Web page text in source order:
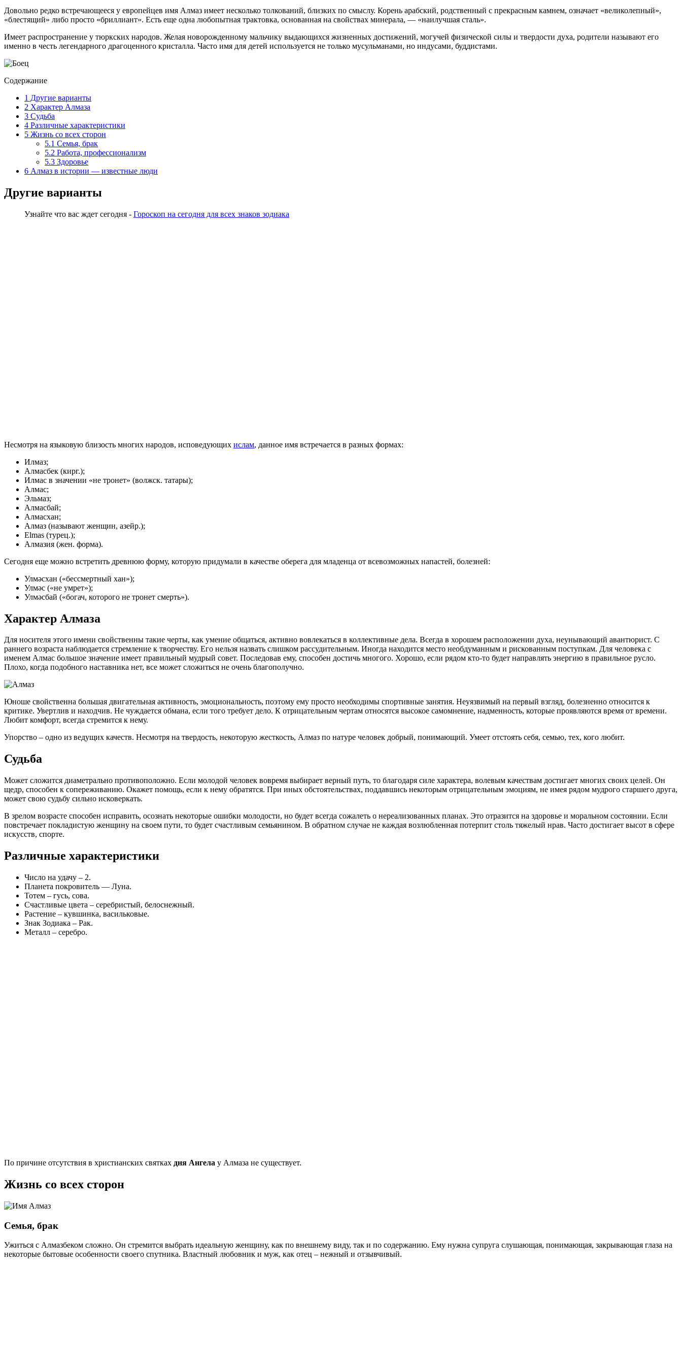
Довольно редко встречающееся у европейцев имя Алмаз имеет несколько толкований, близких по смыслу. Корень арабский, родственный с прекрасным камнем, означает «великолепный»,
«блестящий» либо просто «бриллиант». Есть еще одна любопытная трактовка, основанная на свойствах минерала, — «наилучшая сталь».
Имеет распространение у тюркских народов. Желая новорожденному мальчику выдающихся жизненных достижений, могучей физической силы и твердости духа, родители называют его
именно в честь легендарного драгоценного кристалла. Часто имя для детей используется не только мусульманами, но индусами, буддистами.
Содержание
1 Другие варианты
2 Характер Алмаза
3 Судьба
4 Различные характеристики
5 Жизнь со всех сторон
5.1 Семья, брак
5.2 Работа, профессионализм
5.3 Здоровье
6 Алмаз в истории — известные люди
Другие варианты
Узнайте что вас ждет сегодня - Гороскоп на сегодня для всех знаков зодиака
Несмотря на языковую близость многих народов, исповедующих ислам, данное имя встречается в разных формах:
Илмаз;
Алмасбек (кирг.);
Илмас в значении «не тронет» (волжск. татары);
Алмас;
Эльмаз;
Алмасбай;
Алмасхан;
Алмаз (называют женщин, азейр.);
Elmas (турец.);
Алмазия (жен. форма).
Сегодня еще можно встретить древнюю форму, которую придумали в качестве оберега для младенца от всевозможных напастей, болезней:
Улмәсхан («бессмертный хан»);
Улмәс («не умрет»);
Улмәсбай («богач, которого не тронет смерть»).
Характер Алмаза
Для носителя этого имени свойственны такие черты, как умение общаться, активно вовлекаться в коллективные дела. Всегда в хорошем расположении духа, неунывающий авантюрист. С
раннего возраста наблюдается стремление к творчеству. Его нельзя назвать слишком рассудительным. Иногда находится место необдуманным и рискованным поступкам. Для человека с
именем Алмас большое значение имеет правильный мудрый совет. Последовав ему, способен достичь многого. Хорошо, если рядом кто-то будет направлять энергию в правильное русло.
Плохо, когда подобного наставника нет, все может сложиться не очень благополучно.
Юноше свойственна большая двигательная активность, эмоциональность, поэтому ему просто необходимы спортивные занятия. Неуязвимый на первый взгляд, болезненно относится к
критике. Увертлив и находчив. Не чуждается обмана, если того требует дело. К отрицательным чертам относятся высокое самомнение, надменность, которые проявляются время от времени.
Любит комфорт, всегда стремится к нему.
Упорство – одно из ведущих качеств. Несмотря на твердость, некоторую жесткость, Алмаз по натуре человек добрый, понимающий. Умеет отстоять себя, семью, тех, кого любит.
Судьба
Может сложится диаметрально противоположно. Если молодой человек вовремя выбирает верный путь, то благодаря силе характера, волевым качествам достигает многих своих целей. Он
щедр, способен к сопереживанию. Окажет помощь, если к нему обратятся. При иных обстоятельствах, поддавшись некоторым отрицательным эмоциям, не имея рядом мудрого старшего друга,
может свою судьбу сильно исковеркать.
В зрелом возрасте способен исправить, осознать некоторые ошибки молодости, но будет всегда сожалеть о нереализованных планах. Это отразится на здоровье и моральном состоянии. Если
повстречает покладистую женщину на своем пути, то будет счастливым семьянином. В обратном случае не каждая возлюбленная потерпит столь тяжелый нрав. Часто достигает высот в сфере
искусств, спорте.
Различные характеристики
Число на удачу – 2.
Планета покровитель — Луна.
Тотем – гусь, сова.
Счастливые цвета – серебристый, белоснежный.
Растение – кувшинка, васильковые.
Знак Зодиака – Рак.
Металл – серебро.
По причине отсутствия в христианских святках дня Ангела у Алмаза не существует.
Жизнь со всех сторон
Семья, брак
Ужиться с Алмазбеком сложно. Он стремится выбрать идеальную женщину, как по внешнему виду, так и по содержанию. Ему нужна супруга слушающая, понимающая, закрывающая глаза на
некоторые бытовые особенности своего спутника. Властный любовник и муж, как отец – нежный и отзывчивый.